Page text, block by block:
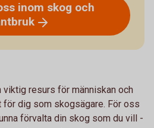
inom skog och
viktig resurs för människan och
för dig som skogsägare. För oss
förvalta din skog som du vill -